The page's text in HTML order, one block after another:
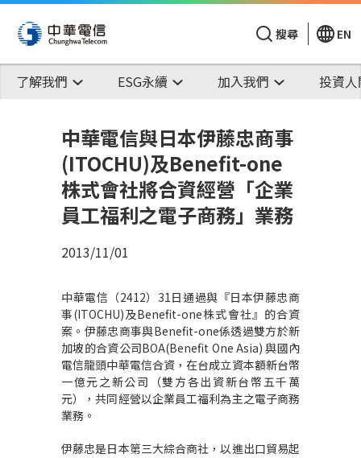
搜尋 EN
了解我們 ESG永續 加入我們 投資
中華電信與日本伊藤忠商事
(ITOCHU)及Benefit-one
株式會社將合資經營「企業
員工福利之電子商務」業務
2013/11/01
中華電信（2412）31日通過與『日本伊藤忠商
事(ITOCHU)及Benefit-one株式會社』的合資
案。伊藤忠商事與Benefit-one係透過雙方於新
加坡的合資公司BOA(Benefit One Asia) 與國內
電信龍頭中華電信合資，在台成立資本額新台幣
一億元之新公司（雙方各出資新台幣五千萬
元），共同經營以企業員工福利為主之電子商務
業務。
伊藤忠是日本第三大綜合商社，以進出口貿易起